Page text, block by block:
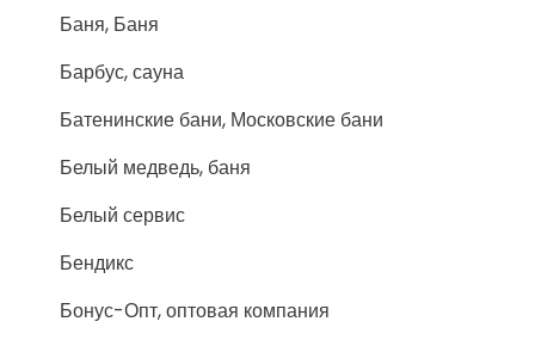
Баня, Баня
Барбус, сауна
Батенинские бани, Московские бани
Белый медведь, баня
Белый сервис
Бендикс
Бонус-Опт, оптовая компания